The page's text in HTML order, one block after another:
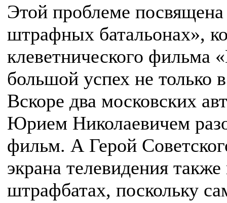
Этой проблеме
штрафных батальонах»,
клевет­нического фильма
большой успех не только
Вскоре два московских
Юрием Николаевичем
фильм. А Герой
экрана телевидения
штрафбатах, поскольку